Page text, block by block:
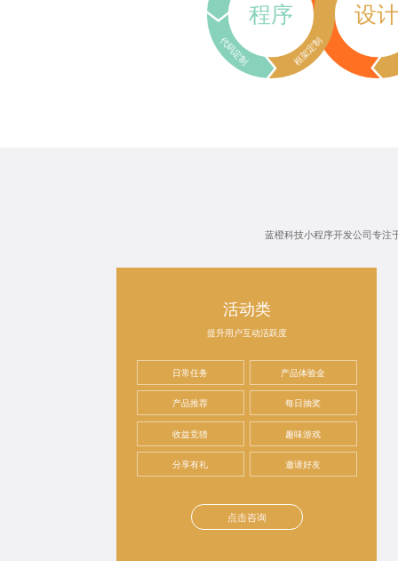
程序
代码定制 框架定制
设
蓝橙科技小程序开发公司专注
活动类
提升用户互动活跃度
日常任务 产品体验金
产品推荐 每日抽奖
收益竞猜 趣味游戏
分享有礼 邀请好友
点击咨询